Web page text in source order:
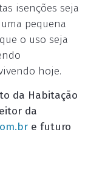
isenções seja
pequena
o uso seja
hoje.
da Habitação
da
e futuro